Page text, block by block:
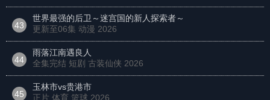
43
世界最强的后卫～迷宫国的新人探索者～
更新至06集 动漫 2026
44
雨落江南遇良人
全集完结 短剧 古装仙侠 2026
45
玉林市vs贵港市
正片 体育 篮球 2026